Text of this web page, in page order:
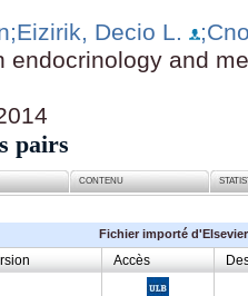
;Eizirik, Decio L.
endocrinology and
pairs
CONTENU
Fichier importé d'Elsevier
Accès